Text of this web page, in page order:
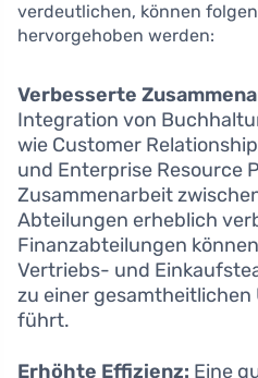
verdeutlichen, können
hervorgehoben werden:
Verbesserte
Integration von
wie Customer
und Enterprise Resource
Zusammenarbeit
Abteilungen erheblich
Finanzabteilungen
Vertriebs- und
zu einer
führt.
Erhöhte Effizienz: Eine